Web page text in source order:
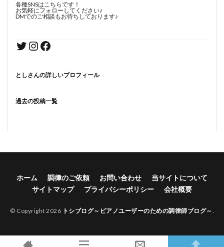
各種SNSはこちらです！
お気軽にフォローしてください♪
DMでのご相談もお待ちしております♪
としさんの詳しいプロフィール
過去の投稿一覧
ホーム 調律のご依頼 お問い合わせ
当サイトについて
サイトマップ
プライバシーポリシー 会社概要
© Copyright 2026 トシブログ～ピアノユーザーのための調律師ブログ～ .